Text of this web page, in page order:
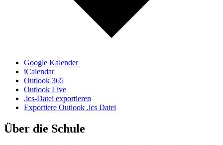
Google Kalender
iCalendar
Outlook 365
Outlook Live
.ics-Datei exportieren
Exportiere Outlook .ics Datei
Über die Schule